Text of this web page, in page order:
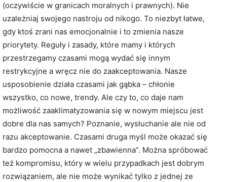
(oczywiście w granicach moralnych i prawnych). Nie
uzależniaj swojego nastroju od nikogo. To niezbyt łatwe,
gdy ktoś zrani nas emocjonalnie i to zmienia nasze
priorytety. Reguły i zasady, które mamy i których
przestrzegamy czasami mogą wydać się innym
restrykcyjne a wręcz nie do zaakceptowania. Nasze
usposobienie działa czasami jak gąbka – chłonie
wszystko, co nowe, trendy. Ale czy to, co daje nam
możliwość zaaklimatyzowania się w nowym miejscu jest
dobre dla nas samych? Poznanie, wysłuchanie ale nie od
razu akceptowanie. Czasami druga myśl może okazać się
bardzo pomocna a nawet „zbawienna”. Można spróbować
też kompromisu, który w wielu przypadkach jest dobrym
rozwiązaniem, ale nie może wynikać tylko z jednej ze